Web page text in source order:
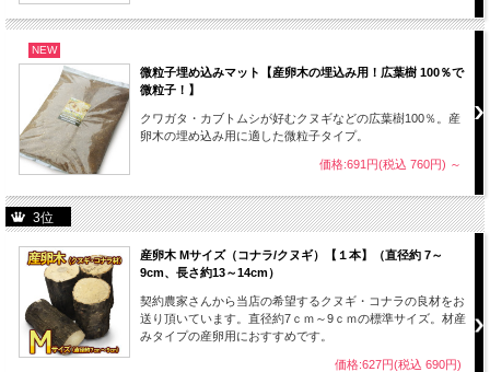
NEW
微粒子埋め込みマット【産卵木の埋込み用！広葉樹 100％で
微粒子！】
クワガタ・カブトムシが好むクヌギなどの広葉樹100％。産
卵木の埋め込み用に適した微粒子タイプ。
価格:691円(税込 760円) ～
3位
産卵木 Mサイズ（コナラ/クヌギ）【１本】（直径約 7～
9cm、長さ約13～14cm）
契約農家さんから当店の希望するクヌギ・コナラの良材をお
送り頂いています。直径約7ｃｍ～9ｃｍの標準サイズ。材産
みタイプの産卵用におすすめです。
価格:627円(税込 690円)